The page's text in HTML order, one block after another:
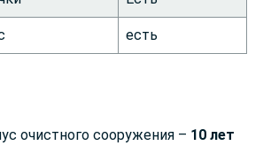
есть
очистного сооружения – 10 лет